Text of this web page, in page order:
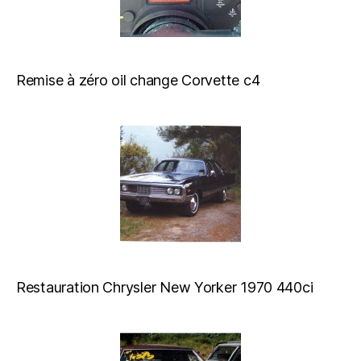
Remise à zéro oil change Corvette c4
Restauration Chrysler New Yorker 1970 440ci